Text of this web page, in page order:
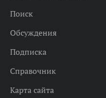
Поиск
Обсуждения
Подписка
Справочник
Карта сайта